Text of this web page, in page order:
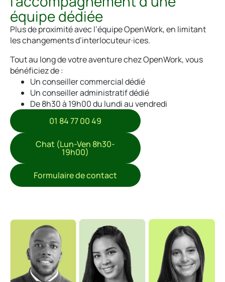
équipe dédiée
Plus de proximité avec l’équipe OpenWork, en limitant
les changements d’interlocuteur·ices.
Tout au long de votre aventure chez OpenWork, vous
bénéficiez de :
Un conseiller commercial dédié
Un conseiller administratif dédié
De 8h30 à 19h00 du lundi au vendredi
01 84 77 00 49
Chat (Lun-Ven 8h30-
19h00)
Formulaire de contact